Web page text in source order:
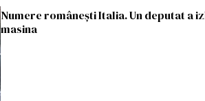
Numere românești Italia. Un deputat a
masina